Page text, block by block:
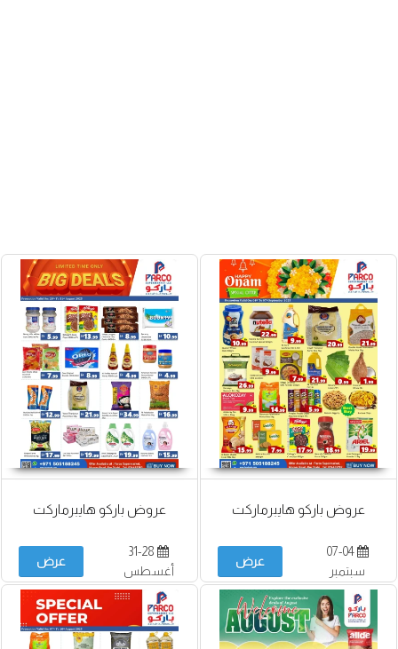
عروض باركو هايبرماركت
07-04
سبتمبر
عرض
عروض باركو هايبرماركت
31-28
أغسطس
عرض